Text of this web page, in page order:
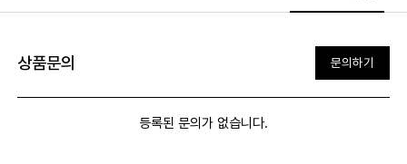
상품문의 문의하기
등록된 문의가 없습니다.